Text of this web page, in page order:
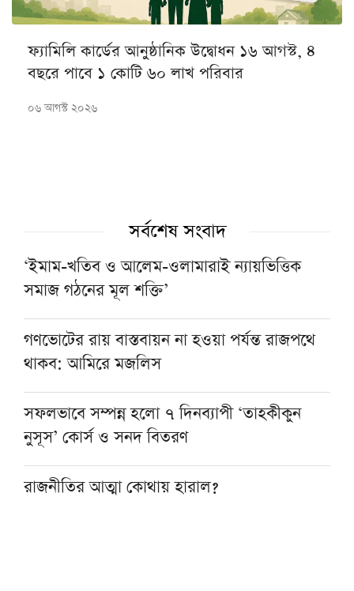
ফ্যামিলি কার্ডের আনুষ্ঠানিক উদ্বোধন ১৬ আগস্ট, ৪
বছরে পাবে ১ কোটি ৬০ লাখ পরিবার
০৬ আগস্ট ২০২৬
সর্বশেষ সংবাদ
‘ইমাম-খতিব ও আলেম-ওলামারাই ন্যায়ভিত্তিক
সমাজ গঠনের মূল শক্তি’
গণভোটের রায় বাস্তবায়ন না হওয়া পর্যন্ত রাজপথে
থাকব: আমিরে মজলিস
সফলভাবে সম্পন্ন হলো ৭ দিনব্যাপী ‘তাহকীকুন
নুসূস’ কোর্স ও সনদ বিতরণ
রাজনীতির আত্মা কোথায় হারাল?